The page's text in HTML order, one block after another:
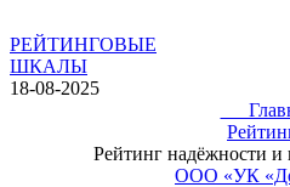
РЕЙТИНГОВЫЕ
ШКАЛЫ
18-08-2025
Рейтинг надёжности и
ООО «УК